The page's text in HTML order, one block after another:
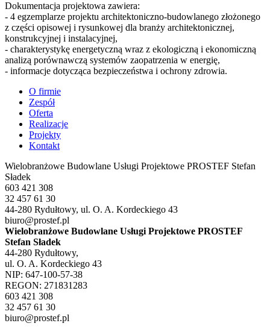
Dokumentacja projektowa zawiera:
- 4 egzemplarze projektu architektoniczno-budowlanego złożonego
z części opisowej i rysunkowej dla branży architektonicznej,
konstrukcyjnej i instalacyjnej,
- charakterystykę energetyczną wraz z ekologiczną i ekonomiczną
analizą porównawczą systemów zaopatrzenia w energię,
- informacje dotycząca bezpieczeństwa i ochrony zdrowia.
O firmie
Zespół
Oferta
Realizacje
Projekty
Kontakt
Wielobranżowe Budowlane Usługi Projektowe PROSTEF Stefan
Sładek
603 421 308
32 457 61 30
44-280 Rydułtowy, ul. O. A. Kordeckiego 43
biuro@prostef.pl
Wielobranżowe Budowlane Usługi Projektowe PROSTEF
Stefan Sładek
44-280 Rydułtowy,
ul. O. A. Kordeckiego 43
NIP: 647-100-57-38
REGON: 271831283
603 421 308
32 457 61 30
biuro@prostef.pl